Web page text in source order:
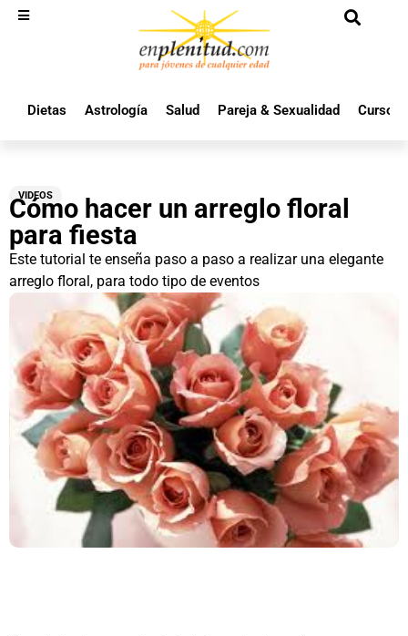
Dietas Astrología Salud Pareja & Sexualidad Cursos
VIDEOS
Cómo hacer un arreglo floral
para fiesta
Este tutorial te enseña paso a paso a realizar una elegante
arreglo floral, para todo tipo de eventos